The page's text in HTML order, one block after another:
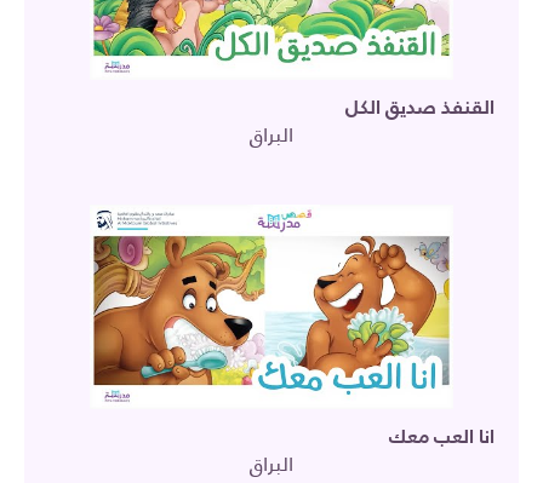
القنفذ صديق الكل
البراق
انا العب معك
البراق